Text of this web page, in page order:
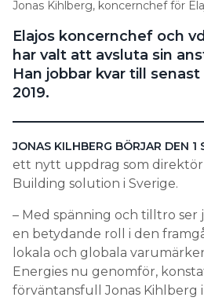
Jonas Kihlberg, koncernchef för
Elajos koncernchef och
har valt att avsluta sin
Han jobbar kvar till
2019.
JONAS KILHBERG BÖRJAR DEN 1
ett nytt uppdrag som direktör
Building solution i Sverige.
– Med spänning och tilltro ser
en betydande roll i den
lokala och globala
Energies nu genomför,
förväntansfull Jonas Kihlberg